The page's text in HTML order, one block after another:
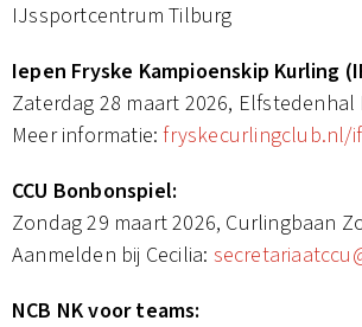
IJssportcentrum Tilburg
Iepen Fryske Kampioenskip Kurling
Zaterdag 28 maart 2026, Elfstedenhal
Meer informatie:fryskecurlingclub.nl/
CCU Bonbonspiel:
Zondag 29 maart 2026, Curlingbaan
Aanmelden bij Cecilia:
NCB NK voor teams: